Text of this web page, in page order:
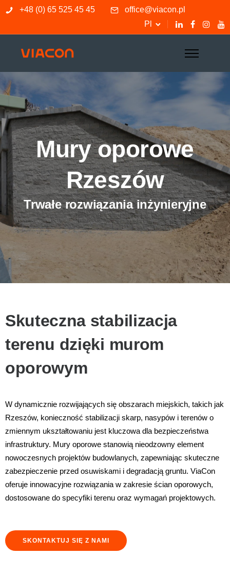
+48 (0) 65 525 45 45
office@viacon.pl
Pl
Mury oporowe
Rzeszów
Trwałe rozwiązania inżynieryjne
Skuteczna stabilizacja
terenu dzięki murom
oporowym
W dynamicznie rozwijających się obszarach miejskich, takich jak
Rzeszów, konieczność stabilizacji skarp, nasypów i terenów o
zmiennym ukształtowaniu jest kluczowa dla bezpieczeństwa
infrastruktury. Mury oporowe stanowią nieodzowny element
nowoczesnych projektów budowlanych, zapewniając skuteczne
zabezpieczenie przed osuwiskami i degradacją gruntu. ViaCon
oferuje innowacyjne rozwiązania w zakresie ścian oporowych,
dostosowane do specyfiki terenu oraz wymagań projektowych.
SKONTAKTUJ SIĘ Z NAMI